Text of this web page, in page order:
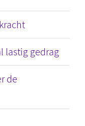
lastig gedrag
de